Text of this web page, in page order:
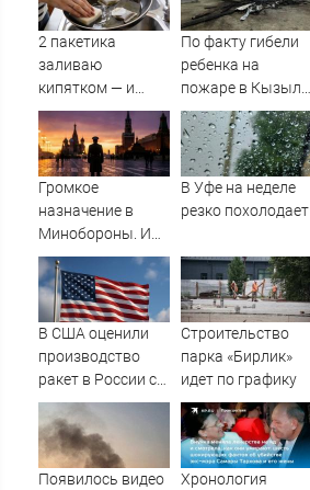
2 пакетика
заливаю
кипятком — и
сковородка снова
как новая: жир и
нагар уходят без
усилий
По факту гибели
ребенка на
пожаре в Кызыл-
Таше возбуждено
уголовное дело
Громкое
назначение в
Минобороны. И
плохая новость
для ВСУ: Этот
генерал уже
дошёл до Киева. И
Курщину
В Уфе на неделе
резко похолодает
В США оценили
производство
ракет в России с
производством
"Пэтриотов"
Строительство
парка «Бирлик»
идет по графику
Появилось видео
Хронология